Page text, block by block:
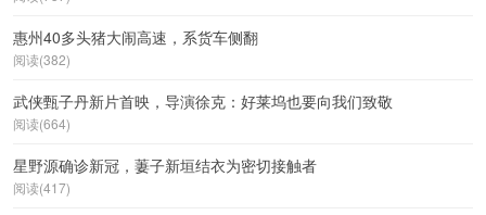
惠州40多头猪大闹高速，系货车侧翻
阅读(382)
武侠甄子丹新片首映，导演徐克：好莱坞也要向我们致敬
阅读(664)
星野源确诊新冠，萋子新垣结衣为密切接触者
阅读(417)